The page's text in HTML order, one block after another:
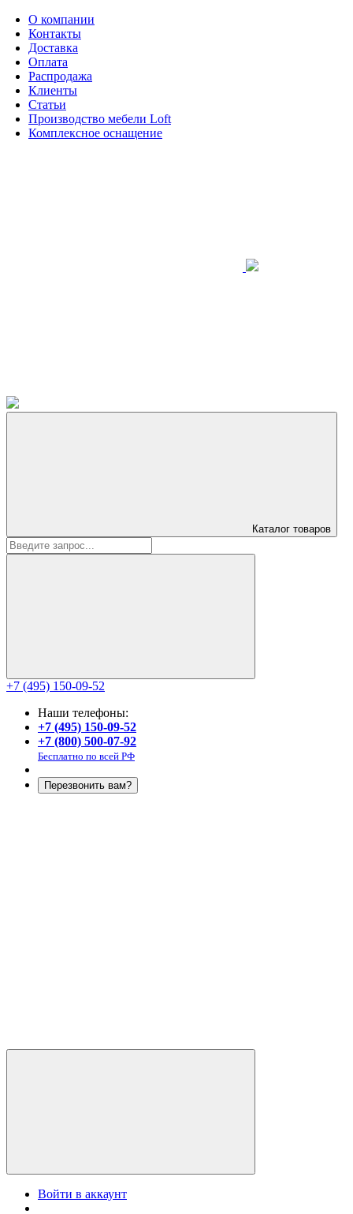
О компании
Контакты
Доставка
Оплата
Распродажа
Клиенты
Статьи
Производство мебели Loft
Комплексное оснащение
Каталог товаров
+7 (495) 150-09-52
Наши телефоны:
+7 (495) 150-09-52
+7 (800) 500-07-92
Бесплатно по всей РФ
Перезвонить вам?
Войти в аккаунт